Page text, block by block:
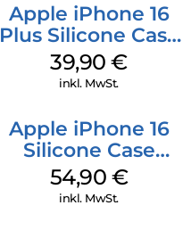
Apple iPhone 16
Plus Silicone Case
MagSafe Plum
39,90€
inkl. MwSt.
Apple iPhone 16
Silicone Case
MagSafe Black
54,90 €
inkl. MwSt.